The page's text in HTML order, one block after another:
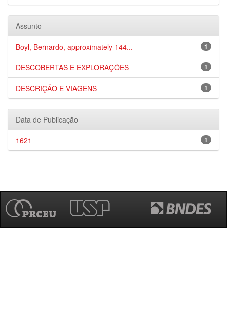
Assunto
1
Boyl, Bernardo, approximately 144...
1
DESCOBERTAS E EXPLORAÇÕES
1
DESCRIÇÃO E VIAGENS
Data de Publicação
1
1621